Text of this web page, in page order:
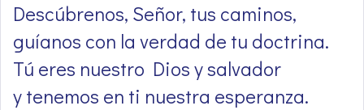
Descúbrenos, Señor, tus caminos,
guíanos con la verdad de tu doctrina.
Tú eres nuestro Dios y salvador
y tenemos en ti nuestra esperanza.